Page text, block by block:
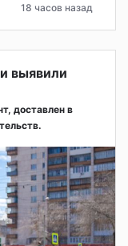
18 часов назад
выявили
доставлен в